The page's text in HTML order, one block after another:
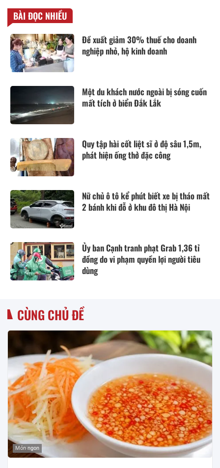
BÀI ĐỌC NHIỀU
Đề xuất giảm 30% thuế cho doanh
nghiệp nhỏ, hộ kinh doanh
Một du khách nước ngoài bị sóng cuốn
mất tích ở biển Đắk Lắk
Quy tập hài cốt liệt sĩ ở độ sâu 1,5m,
phát hiện ống thở đặc công
Nữ chủ ô tô kể phút biết xe bị tháo mất
2 bánh khi đỗ ở khu đô thị Hà Nội
Ủy ban Cạnh tranh phạt Grab 1,36 tỉ
đồng do vi phạm quyền lợi người tiêu
dùng
CÙNG CHỦ ĐỀ
Món ngon